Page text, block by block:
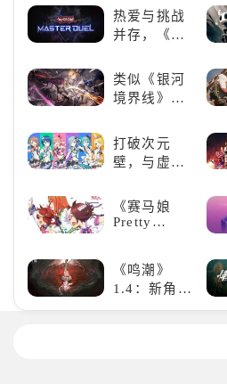
热爱与挑战
并存，《游
决斗》，牌
佬都爱玩的
类似《银河
境界线》的
类手游推
荐：极致策
略，无限可
打破次元
壁，与虚拟
写音符物语
《赛马娘
Pretty
的竞速之旅
《鸣潮》
1.4：新角
色、新剧